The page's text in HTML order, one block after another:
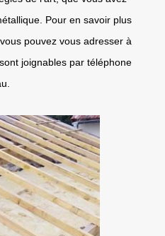
Pour en savoir plus
pouvez vous adresser à
joignables par téléphone